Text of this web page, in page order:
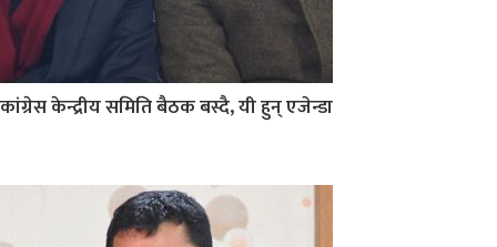
कांग्रेस केन्द्रीय समिति बैठक बस्दै, यी हुन् एजेन्डा